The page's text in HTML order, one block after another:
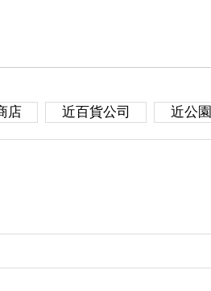
店 近百貨公司 近公園